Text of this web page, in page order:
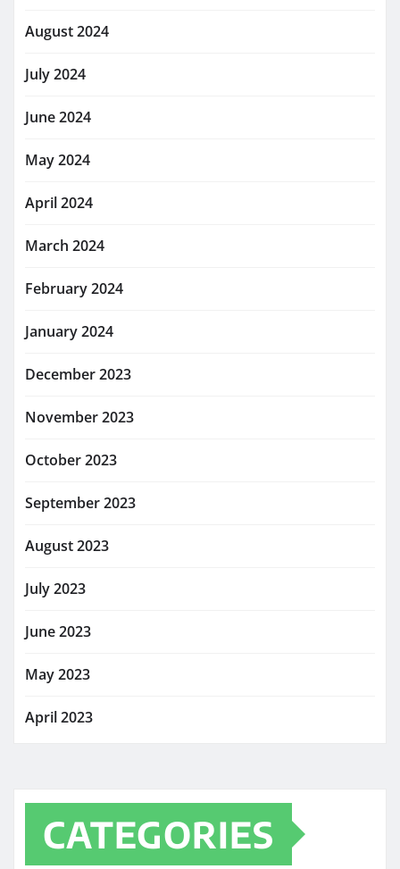
August 2024
July 2024
June 2024
May 2024
April 2024
March 2024
February 2024
January 2024
December 2023
November 2023
October 2023
September 2023
August 2023
July 2023
June 2023
May 2023
April 2023
CATEGORIES